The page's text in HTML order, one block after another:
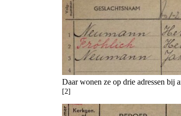
Daar wonen ze op drie adressen bij
[2]